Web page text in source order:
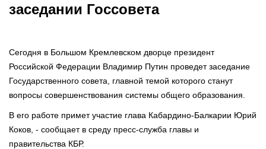
заседании Госсовета
Сегодня в Большом Кремлевском дворце президент
Российской Федерации Владимир Путин проведет заседание
Государственного совета, главной темой которого станут
вопросы совершенствования системы общего образования.
В его работе примет участие глава Кабардино-Балкарии Юрий
Коков, - сообщает в среду пресс-служба главы и
правительства КБР.